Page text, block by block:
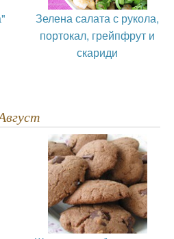
Зелена салата с рукола,
портокал, грейпфрут и
скариди